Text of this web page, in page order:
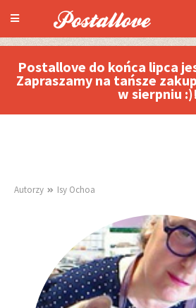
Postallove do końca lipca
Zapraszamy na tańsze
w sierpniu :)!
Autorzy Isy Ochoa